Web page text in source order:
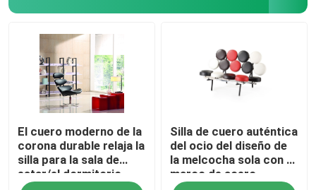
El cuero moderno de la
corona durable relaja la
silla para la sala de
estar/el dormitorio
Silla de cuero auténtica
del ocio del diseño de
la melcocha sola con el
marco de acero